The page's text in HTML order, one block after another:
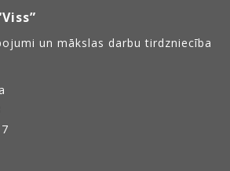
un mākslas darbu tirdzniecība